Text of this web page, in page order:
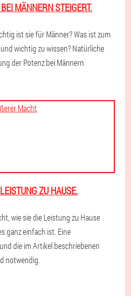
MÄNNERN STEIGERT.
ist sie für Männer? Was ist zum
wichtig zu wissen? Natürliche
der Potenz bei Männern.
ZU HAUSE.
wie sie die Leistung zu Hause
ganz einfach ist. Eine
die im Artikel beschriebenen
notwendig.